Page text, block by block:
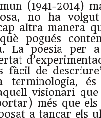
(1941-2014)
no ha
altra manera
pogués
La poesia per
fàcil de
terminologia,
visionari
més que
a tancar els